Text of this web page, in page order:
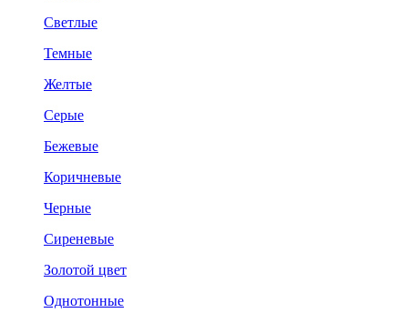
Светлые
Темные
Желтые
Серые
Бежевые
Коричневые
Черные
Сиреневые
Золотой цвет
Однотонные